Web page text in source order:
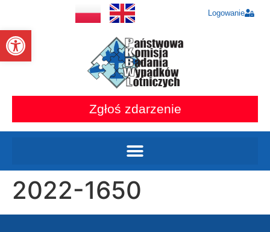
Otwórz pasek narzędzi
Logowanie
Zgłoś zdarzenie
2022-1650